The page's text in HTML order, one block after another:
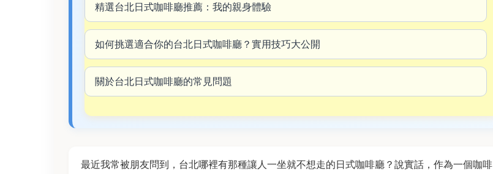
精選台北日式咖啡廳推薦：我的親身體驗
如何挑選適合你的台北日式咖啡廳？實用技巧大公開
關於台北日式咖啡廳的常見問題
最近我常被朋友問到，台北哪裡有那種讓人一坐就不想走的日式咖啡廳？說實話，作為一個咖啡